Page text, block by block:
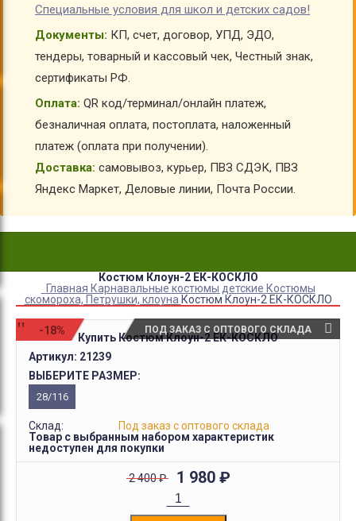
Специальные условия для школ и детских садов!
Документы: КП, счет, договор, УПД, ЭДО,
тендеры, товарный и кассовый чек, Честный знак,
сертификаты РФ.
Оплата: QR код/терминал/онлайн платеж,
безналичная оплата, постоплата, наложенный
платеж (оплата при получении).
Доставка: самовывоз, курьер, ПВЗ СДЭК, ПВЗ
Яндекс Маркет, Деловые линии, Почта России.
Костюм Клоун-2 ЕК-КОСКЛО
Главная Карнавальные костюмы детские Костюмы
скомороха, Петрушки, клоуна Костюм Клоун-2 ЕК-КОСКЛО
-18% ПОД ЗАКАЗ С ОПТОВОГО СКЛАДА
Купить Костюм Клоун-2 ЕК-КОСКЛО
Артикул: 21239
ВЫБЕРИТЕ РАЗМЕР:
28/116
Склад:
Под заказ с оптового склада
Товар с выбранным набором характеристик
недоступен для покупки
2 400₽ 1 980 ₽